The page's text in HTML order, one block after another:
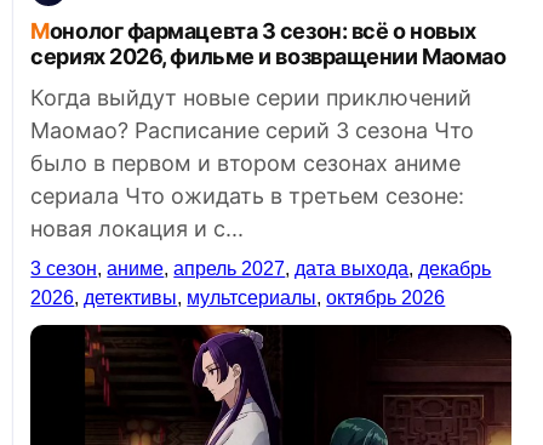
Монолог фармацевта 3 сезон: всё о новых
сериях 2026, фильме и возвращении Маомао
Когда выйдут новые серии приключений
Маомао? Расписание серий 3 сезона Что
было в первом и втором сезонах аниме
сериала Что ожидать в третьем сезоне:
новая локация и с...
3 сезон,аниме,апрель 2027, дата выхода, декабрь
2026, детективы, мультсериалы,октябрь 2026